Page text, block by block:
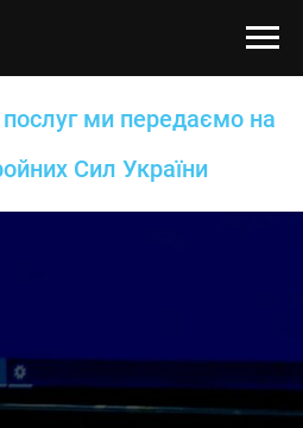
ми передаємо на
Сил України